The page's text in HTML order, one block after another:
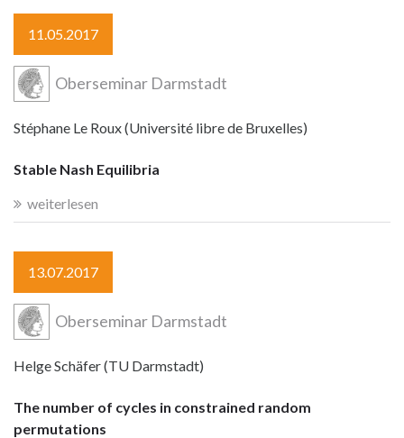
11.05.2017
Oberseminar Darmstadt
Stéphane Le Roux (Université libre de Bruxelles)
Stable Nash Equilibria
weiterlesen
13.07.2017
Oberseminar Darmstadt
Helge Schäfer (TU Darmstadt)
The number of cycles in constrained random
permutations